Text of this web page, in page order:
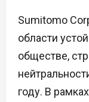
Sumitomo
области
обществе,
году. В